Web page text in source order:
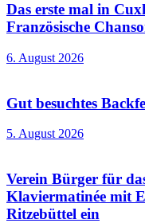
Das erste mal in
Französische
6. August 2026
Gut besuchtes
5. August 2026
Verein Bürger für
Klaviermatinée mit
Ritzebüttel ein